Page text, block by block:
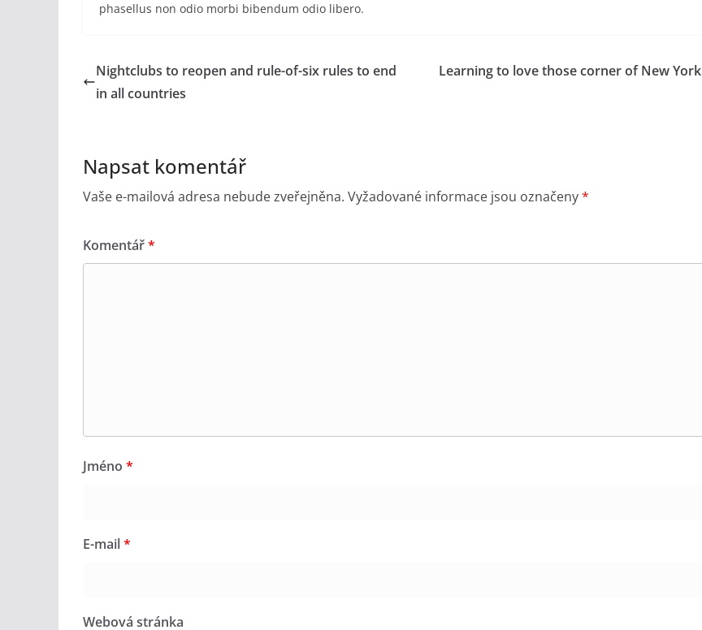
phasellus non odio morbi bibendum odio libero.
Nightclubs to reopen and rule-of-six rules to end
in all countries
Learning to love those corner of New York
Napsat komentář
Vaše e-mailová adresa nebude zveřejněna. Vyžadované informace jsou označeny*
Komentář*
Jméno *
E-mail*
Webová stránka